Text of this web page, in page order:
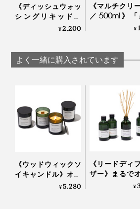
衣類の部屋干しの生乾き臭や、ク
（マンダリン+レモンマートル）
《ディッシュウォッ
シングリキッド／
500ml》「緑の国」
由来成分98％で汚れ
落ちしっかりな台所
¥2,200
《マルチクリ
／500ml》「
国」の香りに
お掃除スプレ
GREEN NATION
¥
よく一緒に購入されています
《ウッドウィックソ
イキャンドル》オー
ストラリアの大自然
¥5,280
《リードディ
ザー》まるでオ
トラリアの大¥